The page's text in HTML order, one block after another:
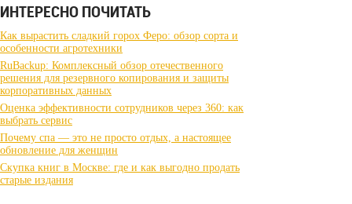
ИНТЕРЕСНО ПОЧИТАТЬ
Как вырастить сладкий горох Феро: обзор сорта и
особенности агротехники
RuBackup: Комплексный обзор отечественного
решения для резервного копирования и защиты
корпоративных данных
Оценка эффективности сотрудников через 360: как
выбрать сервис
Почему спа — это не просто отдых, а настоящее
обновление для женщин
Скупка книг в Москве: где и как выгодно продать
старые издания